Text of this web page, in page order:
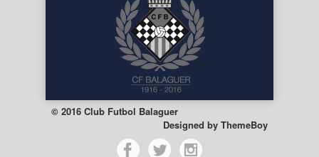
© 2016 Club Futbol Balaguer
Designed by ThemeBoy